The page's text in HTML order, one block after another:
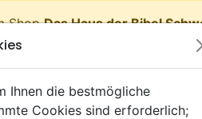
ShopDas Haus der Bibel
Ihnen die bestmögliche
Cookies sind erforderlich;